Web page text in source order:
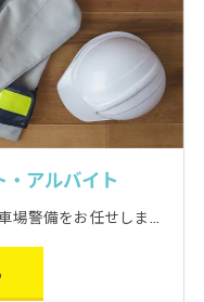
アルバイト